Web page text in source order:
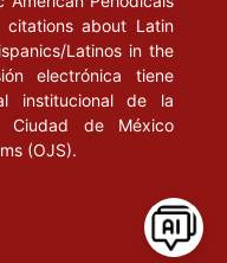
citations about Latin
Latinos in the
electrónica tiene
institucional de la
Ciudad de México
(OJS).